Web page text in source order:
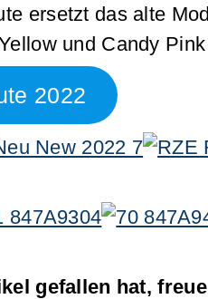
ersetzt das alte
und Candy
2022
gefallen hat,